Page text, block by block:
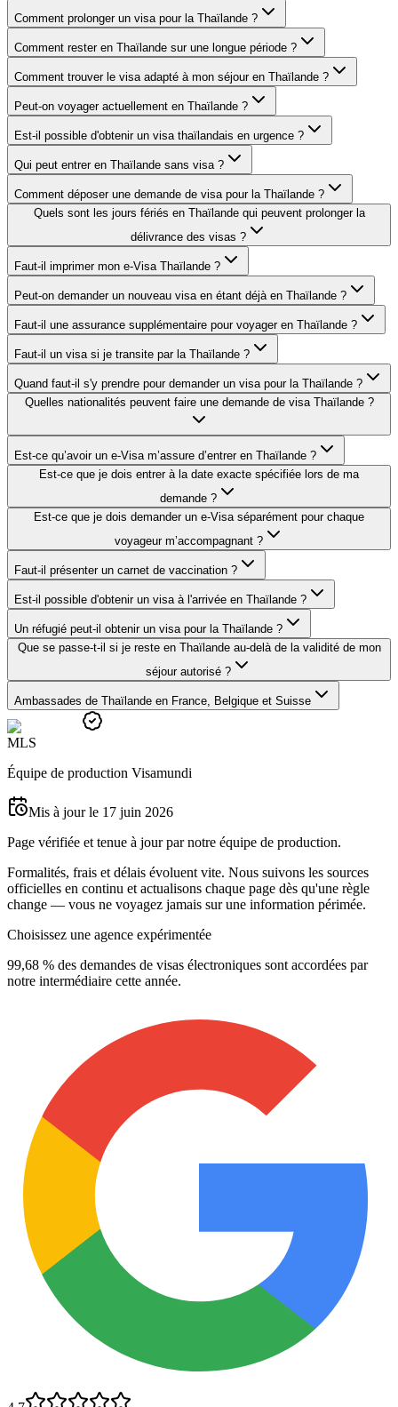
Comment prolonger un visa pour la Thaïlande ?
Comment rester en Thaïlande sur une longue période ?
Comment trouver le visa adapté à mon séjour en Thaïlande ?
Peut-on voyager actuellement en Thaïlande ?
Est-il possible d'obtenir un visa thaïlandais en urgence ?
Qui peut entrer en Thaïlande sans visa ?
Comment déposer une demande de visa pour la Thaïlande ?
Quels sont les jours fériés en Thaïlande qui peuvent prolonger la
délivrance des visas ?
Faut-il imprimer mon e-Visa Thaïlande ?
Peut-on demander un nouveau visa en étant déjà en Thaïlande ?
Faut-il une assurance supplémentaire pour voyager en Thaïlande ?
Faut-il un visa si je transite par la Thaïlande ?
Quand faut-il s'y prendre pour demander un visa pour la Thaïlande ?
Quelles nationalités peuvent faire une demande de visa Thaïlande ?
Est-ce qu’avoir un e-Visa m’assure d’entrer en Thaïlande ?
Est-ce que je dois entrer à la date exacte spécifiée lors de ma
demande ?
Est-ce que je dois demander un e-Visa séparément pour chaque
voyageur m’accompagnant ?
Faut-il présenter un carnet de vaccination ?
Est-il possible d'obtenir un visa à l'arrivée en Thaïlande ?
Un réfugié peut-il obtenir un visa pour la Thaïlande ?
Que se passe-t-il si je reste en Thaïlande au-delà de la validité de mon
séjour autorisé ?
Ambassades de Thaïlande en France, Belgique et Suisse
MLS
Équipe de production Visamundi
Mis à jour le 17 juin 2026
Page vérifiée et tenue à jour par notre équipe de production.
Formalités, frais et délais évoluent vite. Nous suivons les sources
officielles en continu et actualisons chaque page dès qu'une règle
change — vous ne voyagez jamais sur une information périmée.
Choisissez une agence expérimentée
99,68 % des demandes de visas électroniques sont accordées par
notre intermédiaire cette année.